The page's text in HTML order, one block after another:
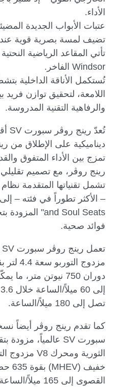
الأداء.
عتبات الأبواب الجديدة
تضيف لمسة بصرية قوية عند
تأتي المقاعد الرياضية
Windsor الفاخر.
تُستكمل الأناقة الداخلية
اللامعة، لتحقيق توازن فريد
والرفاهية التقنية المدروسة.
تُعدّ رينج روڤر سبورت SV
ديناميكية على الإطلاق من
تمزج بين الأداء المتفوق
رينج روڤر، مع تصميم
تشمل تقنياتها المتقدمة نظام
– الأكثر تطوراً في فئته –
and Soul Seats" المزودة
فوائد صحية.
تعمل رينج روڤر سبورت SV
تصل إلى 180 ميلاً/الساعة.
كما تقدم رينج روڤر أيضاً
سبورت SV عالمياً، مزودة
الثورية ومحرك V8 مزدوج
خفيف (MHEV
)
القصوى إلى 165 ميلاً/الساعة.